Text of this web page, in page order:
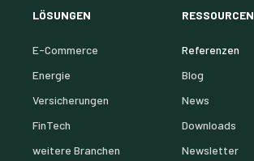
LÖSUNGEN
E-Commerce
Energie
Versicherungen
FinTech
weitere Branchen
RESSOURCEN
Referenzen
Blog
News
Downloads
Newsletter